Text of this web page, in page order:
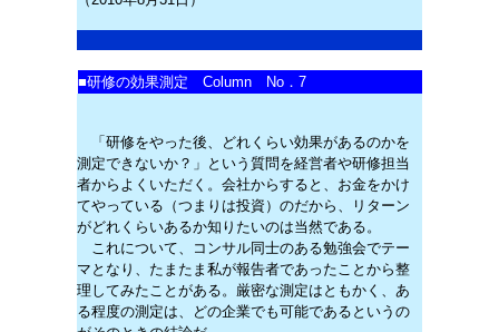
■研修の効果測定 Column No．7
「研修をやった後、どれくらい効果があるのかを
測定できないか？」という質問を経営者や研修担当
者からよくいただく。会社からすると、お金をかけ
てやっている（つまりは投資）のだから、リターン
がどれくらいあるか知りたいのは当然である。
これについて、コンサル同士のある勉強会でテー
マとなり、たまたま私が報告者であったことから整
理してみたことがある。厳密な測定はともかく、あ
る程度の測定は、どの企業でも可能であるというの